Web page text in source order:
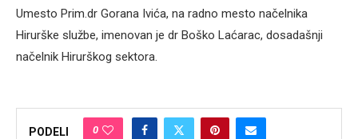
Umesto Prim.dr Gorana Ivića, na radno mesto načelnika
Hirurške službe, imenovan je dr Boško Laćarac, dosadašnji
načelnik Hirurškog sektora.
PODELI 0